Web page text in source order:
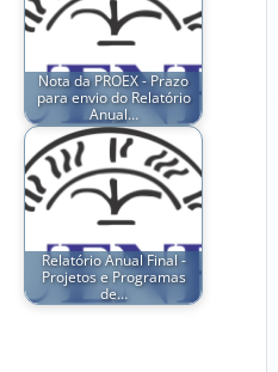
Nota da PROEX - Prazo
para envio do Relatório
Anual…
Relatório Anual Final -
Projetos e Programas
de…